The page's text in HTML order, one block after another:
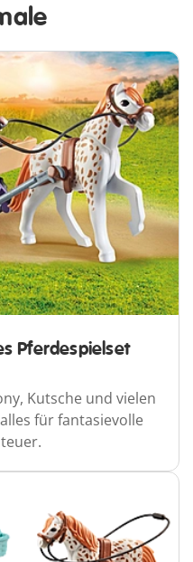
Pferdespielset
Kutsche und vielen
für fantasievolle